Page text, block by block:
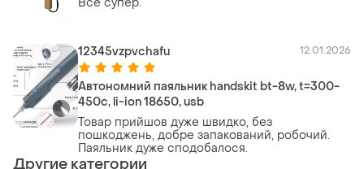
12345vzpvchafu 12.01.2026
Автономний паяльник handskit bt-8w, t=300-
450c, li-ion 18650, usb
Товар прийшов дуже швидко, без
пошкоджень, добре запакований, робочий.
Паяльник дуже сподобалося.
Другие категории